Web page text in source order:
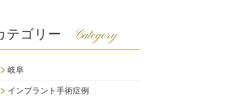
テゴリー Category
岐阜
インプラント手術症例